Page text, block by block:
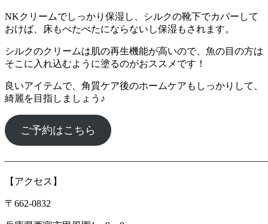
NKクリームでしっかり保湿し、シルクの靴下でカバーして
おけば、床もべたべたにならないし保湿もされます。
シルクのクリームは肌の再生機能が高いので、魚の目の方は
そこに入れ込むように塗るのがおススメです！
良いアイテムで、角質ケア後のホームケアもしっかりして、
綺麗を目指しましょう♪
ご予約はこちら
【アクセス】
〒662‐0832